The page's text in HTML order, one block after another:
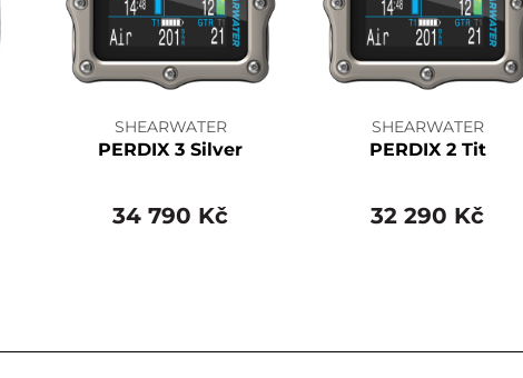
SHEARWATER
PERDIX 3 Silver
34 790 Kč
SHEARWATER
PERDIX 2 Tit
32 290 Kč